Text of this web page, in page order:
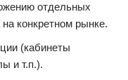
отдельных
конкретном рынке.
(кабинеты
и т.п.).